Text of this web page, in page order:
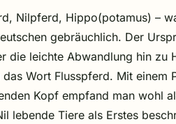
Nilpferd, Hippo(potamus) –
gebräuchlich. Der
die leichte Abwandlung hin zu
Wort Flusspferd. Mit einem
Kopf empfand man wohl
lebende Tiere als Erstes